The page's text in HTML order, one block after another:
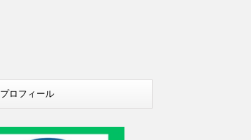
プロフィール